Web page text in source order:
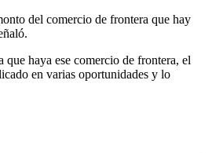
del comercio de frontera que hay
haya ese comercio de frontera, el
en varias oportunidades y lo